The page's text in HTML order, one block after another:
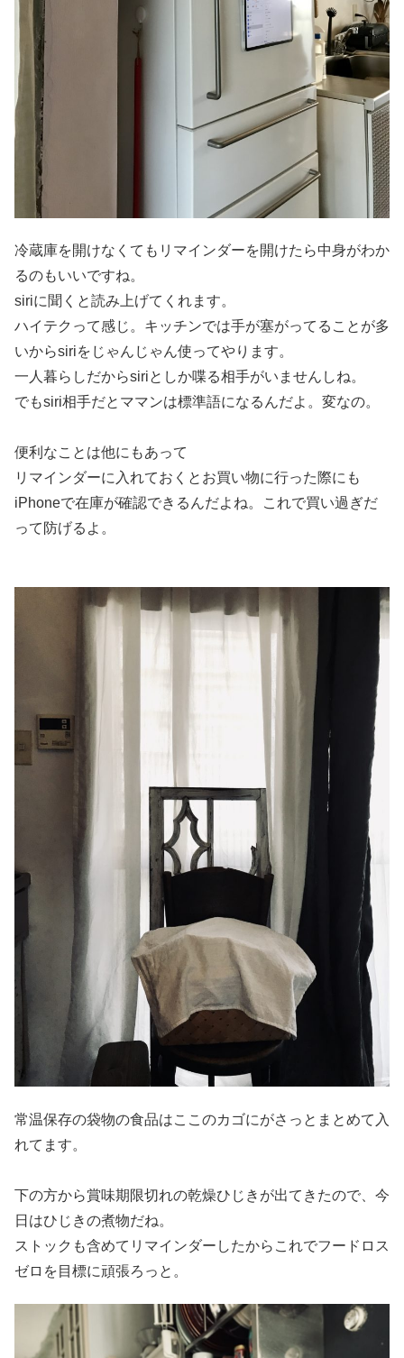
冷蔵庫を開けなくてもリマインダーを開けたら中身がわか
るのもいいですね。
siriに聞くと読み上げてくれます。
ハイテクって感じ。キッチンでは手が塞がってることが多
いからsiriをじゃんじゃん使ってやります。
一人暮らしだからsiriとしか喋る相手がいませんしね。
でもsiri相手だとママンは標準語になるんだよ。変なの。
便利なことは他にもあって
リマインダーに入れておくとお買い物に行った際にも
iPhoneで在庫が確認できるんだよね。これで買い過ぎだ
って防げるよ。
常温保存の袋物の食品はここのカゴにがさっとまとめて入
れてます。
下の方から賞味期限切れの乾燥ひじきが出てきたので、今
日はひじきの煮物だね。
ストックも含めてリマインダーしたからこれでフードロス
ゼロを目標に頑張ろっと。